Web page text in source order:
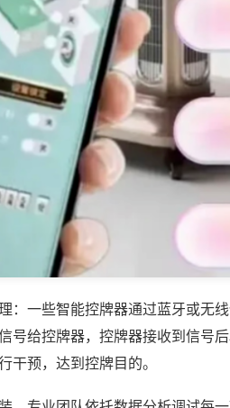
：一些智能控牌器通过蓝牙或无
号给控牌器，控牌器接收到信号
干预，达到控牌目的。